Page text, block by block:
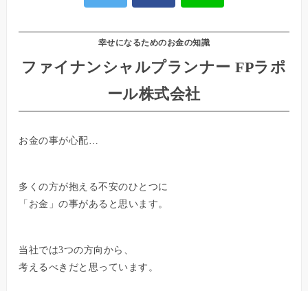
幸せになるためのお金の知識
ファイナンシャルプランナー FPラポ
ール株式会社
お金の事が心配…
多くの方が抱える不安のひとつに
「お金」の事があると思います。
当社では3つの方向から、
考えるべきだと思っています。